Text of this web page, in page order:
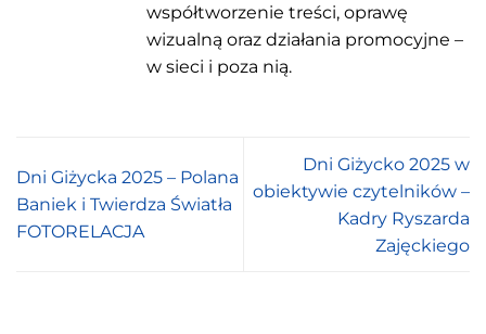
współtworzenie treści, oprawę
wizualną oraz działania promocyjne –
w sieci i poza nią.
Dni Giżycka 2025 – Polana
Baniek i Twierdza Światła
FOTORELACJA
Dni Giżycko 2025 w
obiektywie czytelników –
Kadry Ryszarda
Zajęckiego